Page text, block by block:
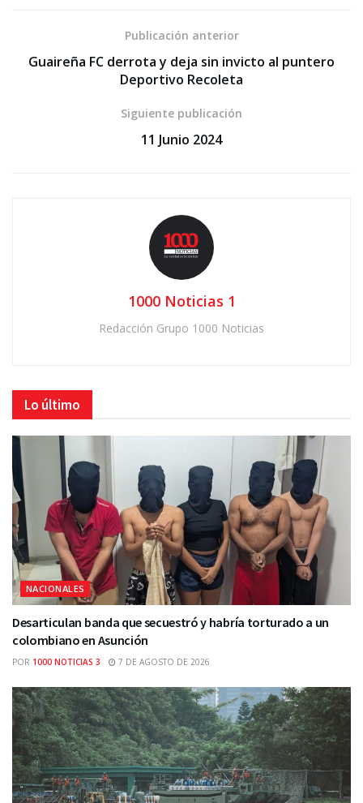
Publicación anterior
Guaireña FC derrota y deja sin invicto al puntero
Deportivo Recoleta
Siguiente publicación
11 Junio 2024
1000 Noticias 1
Redacción Grupo 1000 Noticias
Lo último
NACIONALES
Desarticulan banda que secuestró y habría torturado a un
colombiano en Asunción
POR 1000 NOTICIAS 3 7 DE AGOSTO DE 2026